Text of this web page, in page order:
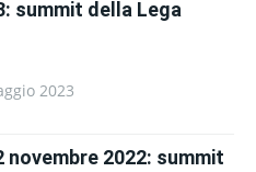
summit della Lega
2023
2022: summit